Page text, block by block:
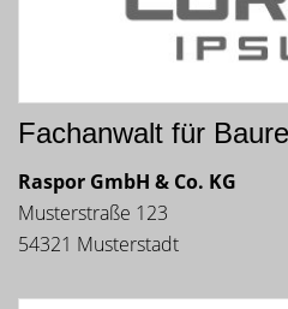
Fachanwalt für
Raspor GmbH & Co. KG
Musterstraße 123
54321 Musterstadt